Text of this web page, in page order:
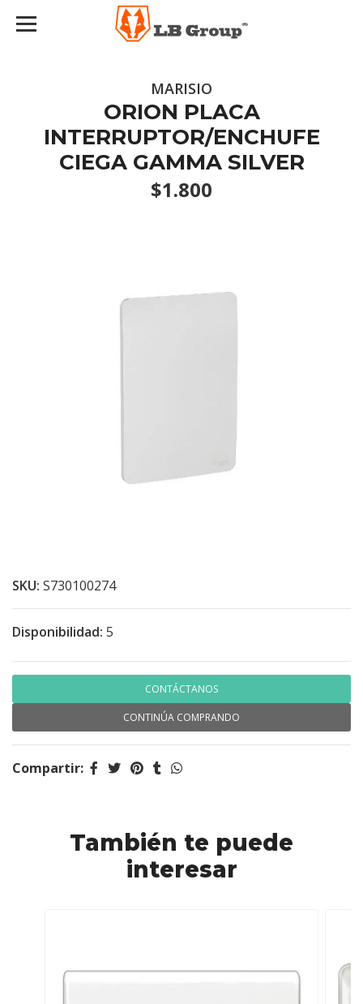
MARISIO
ORION PLACA
INTERRUPTOR/ENCHUFE
CIEGA GAMMA SILVER
$1.800
SKU: S730100274
Disponibilidad: 5
CONTÁCTANOS
CONTINÚA COMPRANDO
Compartir:
También te puede
interesar